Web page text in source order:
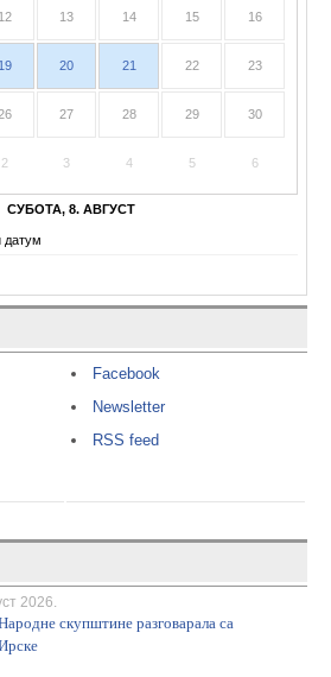
12 13 14 15 16
19 20 21 22 23
27 28 29 30
2 3 4 5 6
СУБОТА, 8. АВГУСТ
датум
Facebook
Newsletter
RSS feed
2026.
скупштине разговарала са